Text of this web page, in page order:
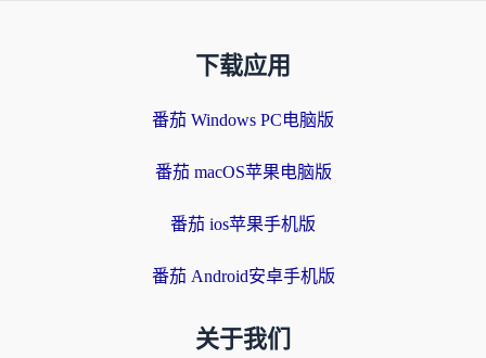
下载应用
番茄 Windows PC电脑版
番茄 macOS苹果电脑版
番茄 ios苹果手机版
番茄 Android安卓手机版
关于我们